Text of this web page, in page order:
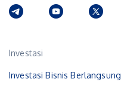
Investasi
Investasi Bisnis Berlangsung